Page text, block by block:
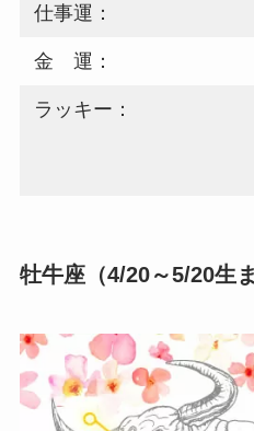
仕事運：
金 運：
ラッキー：
牡牛座（4/20～5/20生ま